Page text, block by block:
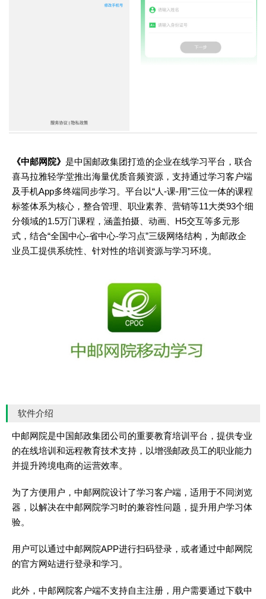
《中邮网院》 是中国邮政集团打造的企业在线学习平台，联合
喜马拉雅轻学堂推出海量优质音频资源，支持通过学习客户端
及手机App多终端同步学习。平台以“人-课-用”三位一体的课程
标签体系为核心，整合管理、职业素养、营销等11大类93个细
分领域的1.5万门课程，涵盖拍摄、动画、H5交互等多元形
式，结合“全国中心-省中心-学习点”三级网络结构，为邮政企
业员工提供系统性、针对性的培训资源与学习环境。
软件介绍
中邮网院是中国邮政集团公司的重要教育培训平台，提供专业
的在线培训和远程教育技术支持，以增强邮政员工的职业能力
并提升跨境电商的运营效率。
为了方便用户，中邮网院设计了学习客户端，适用于不同浏览
器，以解决在中邮网院学习时的兼容性问题，提升用户学习体
验。
用户可以通过中邮网院APP进行扫码登录，或者通过中邮网院
的官方网站进行登录和学习。
此外，中邮网院客户端不支持自主注册，用户需要通过下载中